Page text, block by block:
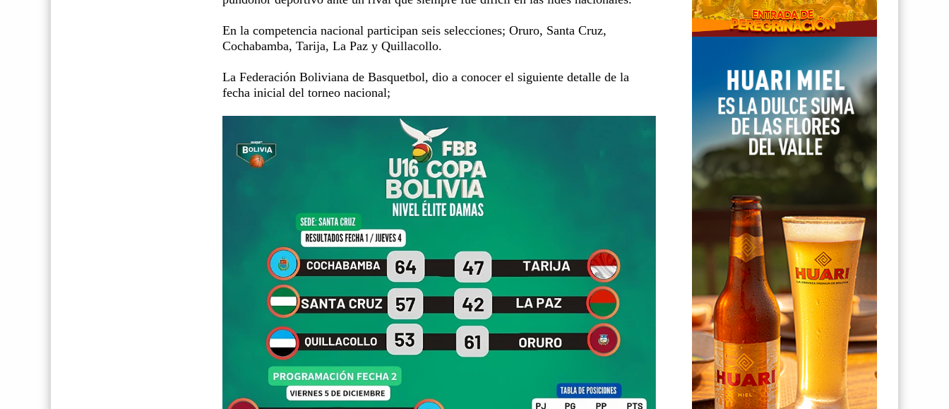
En la competencia nacional participan seis selecciones; Oruro, Santa Cruz,
Cochabamba, Tarija, La Paz y Quillacollo.
La Federación Boliviana de Basquetbol, dio a conocer el siguiente detalle de la
fecha inicial del torneo nacional;